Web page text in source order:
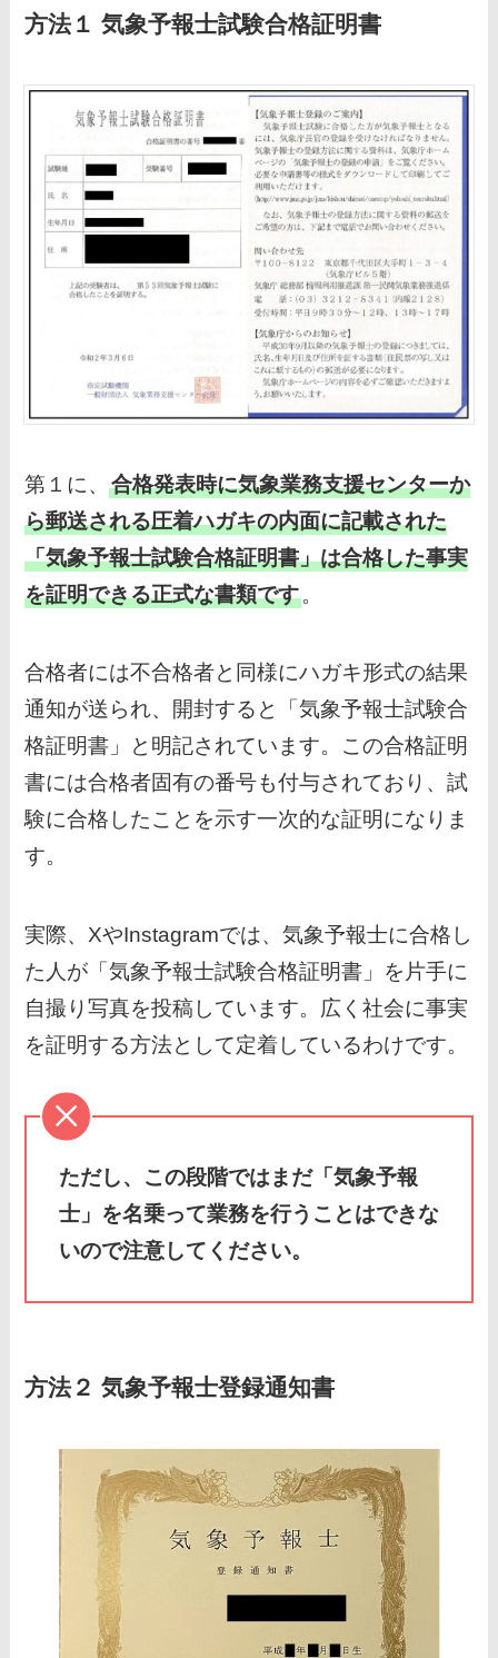
方法１ 気象予報士試験合格証明書
第１に、合格発表時に気象業務支援センターか
ら郵送される圧着ハガキの内面に記載された
「気象予報士試験合格証明書」は合格した事実
を証明できる正式な書類です。
合格者には不合格者と同様にハガキ形式の結果
通知が送られ、開封すると「気象予報士試験合
格証明書」と明記されています。この合格証明
書には合格者固有の番号も付与されており、試
験に合格したことを示す一次的な証明になりま
す。
実際、XやInstagramでは、気象予報士に合格し
た人が「気象予報士試験合格証明書」を片手に
自撮り写真を投稿しています。広く社会に事実
を証明する方法として定着しているわけです。
ただし、この段階ではまだ「気象予報
士」を名乗って業務を行うことはできな
いので注意してください。
方法２ 気象予報士登録通知書